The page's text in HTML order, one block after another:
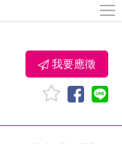
我要應徵